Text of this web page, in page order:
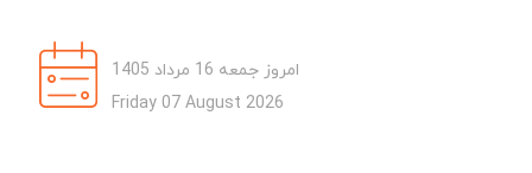
امروز جمعه 16 مرداد 1405
Friday 07 August 2026